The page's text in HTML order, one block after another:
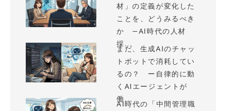
材」の定義が変化した
ことを、どうみるべき
か —AI時代の人材
採...
まだ、生成AIのチャッ
トボットで消耗してい
るの？ ー自律的に動
くAIエージェントが
働...
AI時代の「中間管理職